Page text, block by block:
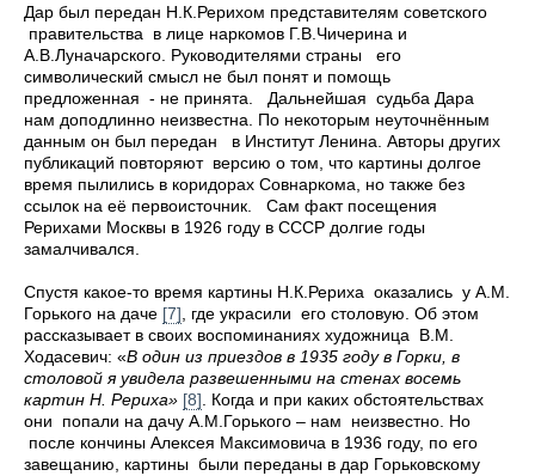
Дар был передан Н.К.Рерихом представителям советского
правительства в лице наркомов Г.В.Чичерина и
А.В.Луначарского. Руководителями страны его
символический смысл не был понят и помощь
предложенная - не принята. Дальнейшая судьба Дара
нам доподлинно неизвестна. По некоторым неуточнённым
данным он был передан в Институт Ленина. Авторы других
публикаций повторяют версию о том, что картины долгое
время пылились в коридорах Совнаркома, но также без
ссылок на её первоисточник. Сам факт посещения
Рерихами Москвы в 1926 году в СССР долгие годы
замалчивался.
Спустя какое-то время картины Н.К.Рериха оказались у А.М.
Горького на даче [7] , где украсили его столовую. Об этом
рассказывает в своих воспоминаниях художница В.М.
Ходасевич: «В один из приездов в 1935 году в Горки, в
столовой я увидела развешенными на стенах восемь
картин Н. Рериха» [8] . Когда и при каких обстоятельствах
они попали на дачу А.М.Горького – нам неизвестно. Но
после кончины Алексея Максимовича в 1936 году, по его
завещанию, картины были переданы в дар Горьковскому